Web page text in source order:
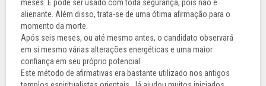
meses. E pode ser usado com toda segurança, pois não é
alienante. Além disso, trata-se de uma ótima afirmação para o
momento da morte.
Após seis meses, ou até mesmo antes, o candidato observará
em si mesmo várias alterações energéticas e uma maior
confiança em seu próprio potencial.
Este método de afirmativas era bastante utilizado nos antigos